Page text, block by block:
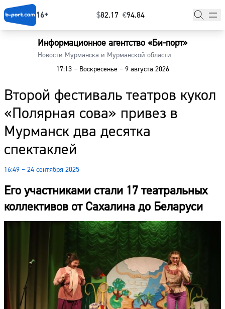
16+ $⁠82.17 €⁠94.84
Информационное агентство «Би-порт»
Новости Мурманска и Мурманской области
17:13 –Воскресенье –9 августа 2026
Второй фестиваль театров кукол
«Полярная сова» привез в
Мурманск два десятка
спектаклей
16:49 – 24 сентября 2025
Его участниками стали 17 театральных
коллективов от Сахалина до Беларуси
Главная
Наши гости
Фоторепортажи
Погода
Курсы валют